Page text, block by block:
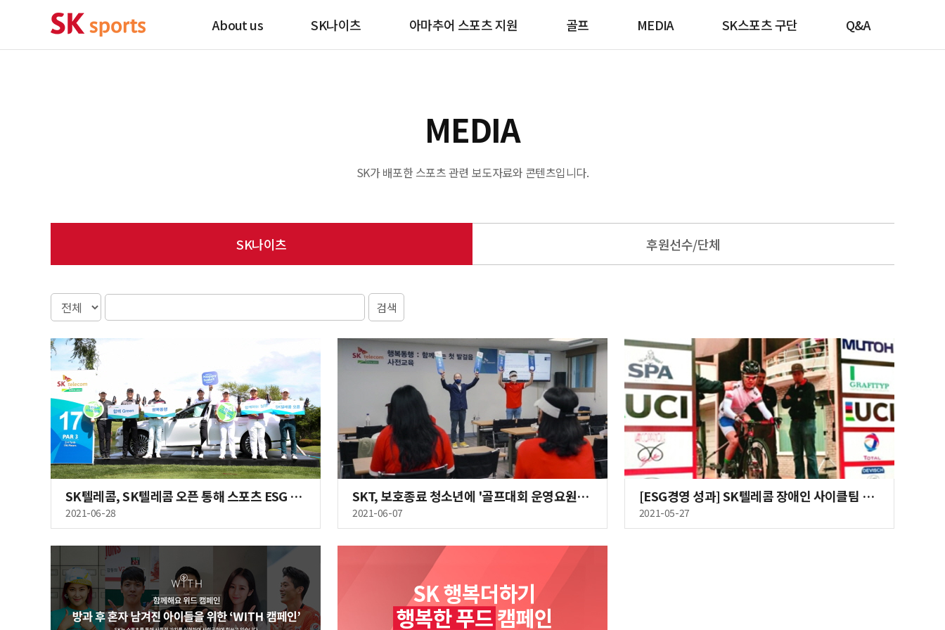
About us SK나이츠 아마추어 스포츠 지원 골프 MEDIA SK스포츠 구단 Q&A
MEDIA
SK가 배포한 스포츠 관련 보도자료와 콘텐츠입니다.
SK나이츠 후원선수/단체
SK텔레콤, SK텔레콤 오픈 통해 스포츠 ESG 첫 발 내딛는다
2021-06-28
SKT, 보호종료 청소년에 '골프대회 운영요원' 일자리 제공
2021-06-07
[ESG경영 성과] SK텔레콤 장애인 사이클팀 김용기, 도쿄패럴림픽 출전
2021-05-27